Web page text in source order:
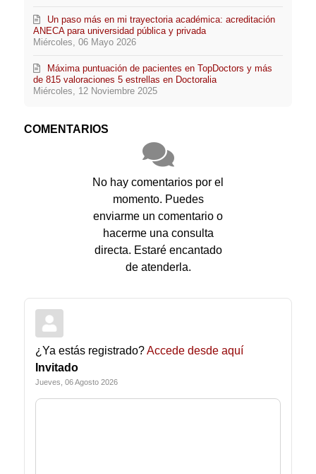
Miércoles, 06 Mayo 2026
Un paso más en mi trayectoria académica: acreditación
ANECA para universidad pública y privada
Miércoles, 12 Noviembre 2025
Máxima puntuación de pacientes en TopDoctors y más
de 815 valoraciones 5 estrellas en Doctoralia
COMENTARIOS
No hay comentarios por el
momento. Puedes
enviarme un comentario o
hacerme una consulta
directa. Estaré encantado
de atenderla.
¿Ya estás registrado?Accede desde aquí
Invitado
Jueves, 06 Agosto 2026